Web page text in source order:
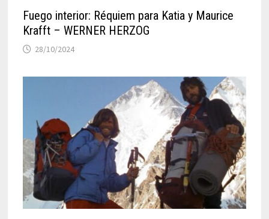
Fuego interior: Réquiem para Katia y Maurice
Krafft – WERNER HERZOG
28/10/2024